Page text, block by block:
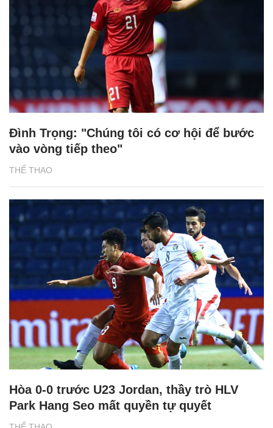
THỂ THAO
Đình Trọng: "Chúng tôi có cơ hội để bước
vào vòng tiếp theo"
Hòa 0-0 trước U23 Jordan, thầy trò HLV
Park Hang Seo mất quyền tự quyết